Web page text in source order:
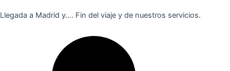
Llegada a Madrid y…. Fin del viaje y de nuestros servicios.